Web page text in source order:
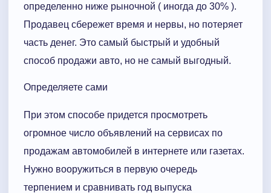
определенно ниже рыночной ( иногда до 30% ).
Продавец сбережет время и нервы, но потеряет
часть денег. Это самый быстрый и удобный
способ продажи авто, но не самый выгодный.
Определяете сами
При этом способе придется просмотреть
огромное число объявлений на сервисах по
продажам автомобилей в интернете или газетах.
Нужно вооружиться в первую очередь
терпением и сравнивать год выпуска